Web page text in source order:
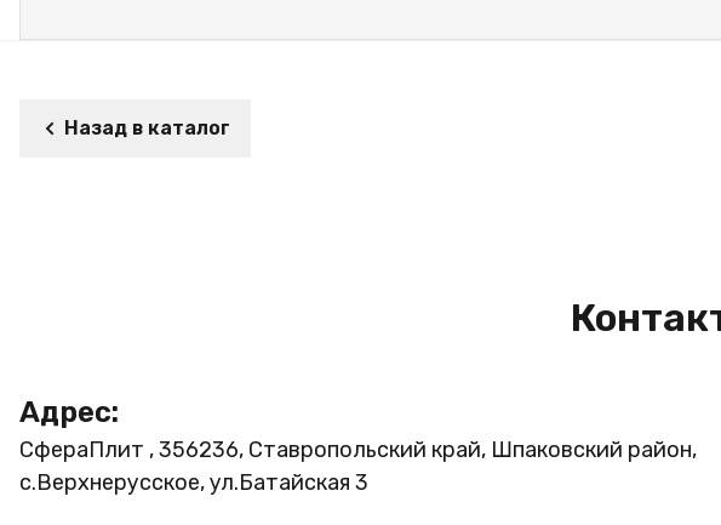
Назад в каталог
Адрес:
СфераПлит , 356236, Ставропольский край, Шпаковский район,
с.Верхнерусское, ул.Батайская 3